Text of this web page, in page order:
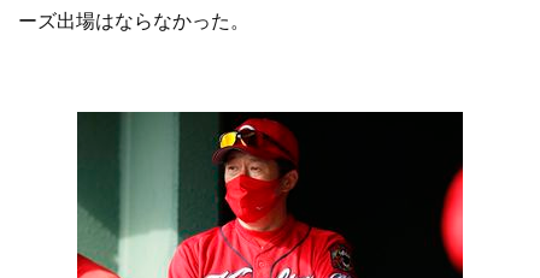
ーズ出場はならなかった。